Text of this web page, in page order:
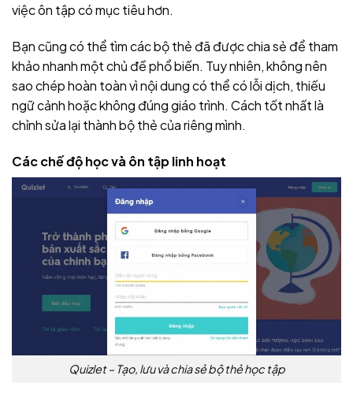
việc ôn tập có mục tiêu hơn.
Bạn cũng có thể tìm các bộ thẻ đã được chia sẻ để tham
khảo nhanh một chủ đề phổ biến. Tuy nhiên, không nên
sao chép hoàn toàn vì nội dung có thể có lỗi dịch, thiếu
ngữ cảnh hoặc không đúng giáo trình. Cách tốt nhất là
chỉnh sửa lại thành bộ thẻ của riêng mình.
Các chế độ học và ôn tập linh hoạt
Quizlet – Tạo, lưu và chia sẻ bộ thẻ học tập